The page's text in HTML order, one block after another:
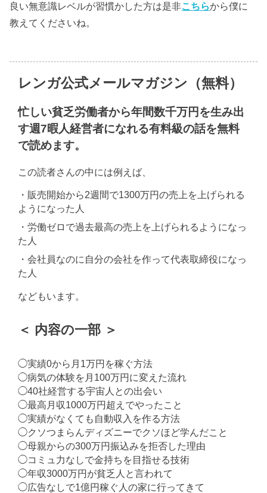
良い無意識レベルが習慣かした方は是非こちらから僕に
教えてくださいね。
レンガ公式メールマガジン（無料）
忙しい貧乏労働者から年間数千万円を生み出
す週7暇人経営者になれる有料級の話を無料
で読めます。
この読者さんの中には例えば、
・販売開始から2週間で1300万円の売上を上げられる
ようになった人
・労働ゼロで過去最高の売上を上げられるようになっ
た人
・会社員なのに自分の会社を作って代表取締役になっ
た人
などもいます。
＜ 内容の一部 ＞
◯実績0から月1万円を稼ぐ方法
◯病気の体験を月100万円に変えた流れ
◯40社経営する宇宙人との出会い
◯最高月収1000万円超えでやったこと
◯実績がなくても自動収入を作る方法
◯クソつまらんディズニーでクソほど学んだこと
◯母親からの300万円振込みを拒否した理由
◯コミュ力なしで金持ちを目指せる技術
◯年収3000万円が貧乏人と言われて
◯広告なしで1億円稼ぐ人の家に行ってきて